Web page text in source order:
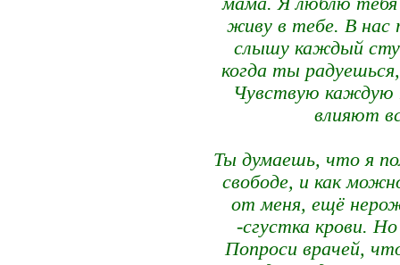
живу в тебе. В нас
слышу каждый
когда ты
Чувствую каждую
влияют
Ты думаешь, что я
свободе, и как
от меня, ещё
-сгустка крови.
Попроси врачей,